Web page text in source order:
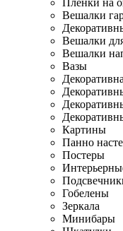
Пленки на
Вешалки
Вешалки
Вешалки
Вазы
Картины
Панно
Постеры
Гобелены
Зеркала
Минибары